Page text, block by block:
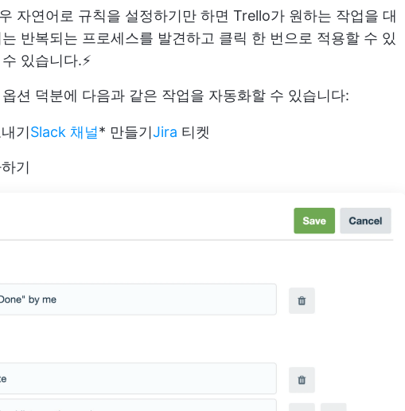
자연어로 규칙을 설정하기만 하면 Trello가 원하는 작업을 대
반복되는 프로세스를 발견하고 클릭 한 번으로 적용할 수 있
있습니다.⚡
션 덕분에 다음과 같은 작업을 자동화할 수 있습니다:
기Slack 채널* 만들기Jira 티켓
기